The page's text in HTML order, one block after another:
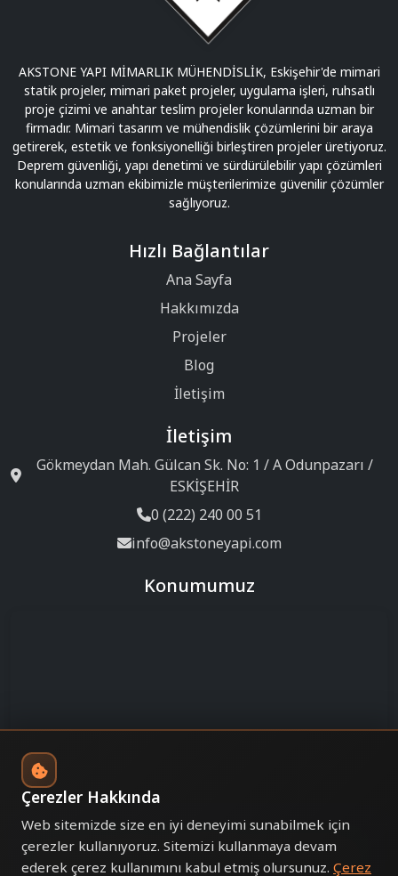
AKSTONE YAPI MİMARLIK MÜHENDİSLİK, Eskişehir'de mimari
statik projeler, mimari paket projeler, uygulama işleri, ruhsatlı
proje çizimi ve anahtar teslim projeler konularında uzman bir
firmadır. Mimari tasarım ve mühendislik çözümlerini bir araya
getirerek, estetik ve fonksiyonelliği birleştiren projeler üretiyoruz.
Deprem güvenliği, yapı denetimi ve sürdürülebilir yapı çözümleri
konularında uzman ekibimizle müşterilerimize güvenilir çözümler
sağlıyoruz.
Hızlı Bağlantılar
Ana Sayfa
Hakkımızda
Projeler
Blog
İletişim
İletişim
Gökmeydan Mah. Gülcan Sk. No: 1 / A Odunpazarı /
ESKİŞEHİR
0 (222) 240 00 51
info@akstoneyapi.com
Konumumuz
© 2025 AKSTONE YAPI MİMARLIK MÜHENDİSLİK.
Çerezler Hakkında
Web sitemizde size en iyi deneyimi sunabilmek için
çerezler kullanıyoruz. Sitemizi kullanmaya devam
ederek çerez kullanımını kabul etmiş olursunuz. Çerez